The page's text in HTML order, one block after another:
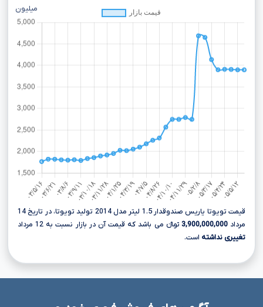
میلیون
قیمت تویوتا یاریس صندوقدار 1.5 لیتر مدل 2014 تولید تویوتا، در تاریخ 14
مرداد3,900,000,000 تومانءءء می باشد که قیمت آن در بازار نسبت به 12 مرداد
تغییری نداشته است.